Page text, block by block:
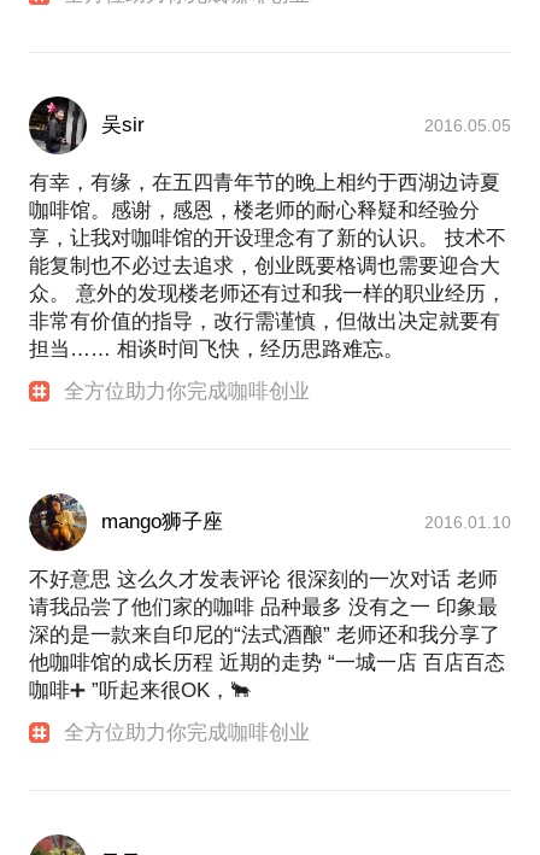
吴sir 2016.05.05
有幸，有缘，在五四青年节的晚上相约于西湖边诗夏
咖啡馆。感谢，感恩，楼老师的耐心释疑和经验分
享，让我对咖啡馆的开设理念有了新的认识。 技术不
能复制也不必过去追求，创业既要格调也需要迎合大
众。 意外的发现楼老师还有过和我一样的职业经历，
非常有价值的指导，改行需谨慎，但做出决定就要有
担当…… 相谈时间飞快，经历思路难忘。
全方位助力你完成咖啡创业
mango狮子座 2016.01.10
不好意思 这么久才发表评论 很深刻的一次对话 老师
请我品尝了他们家的咖啡 品种最多 没有之一 印象最
深的是一款来自印尼的“法式酒酿” 老师还和我分享了
他咖啡馆的成长历程 近期的走势 “一城一店 百店百态
咖啡➕ ”听起来很OK，🐂
全方位助力你完成咖啡创业